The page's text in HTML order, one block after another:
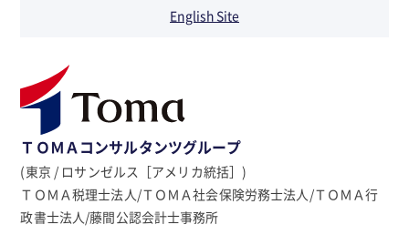
English Site
ＴＯＭＡコンサルタンツグループ
(東京 / ロサンゼルス［アメリカ統括］)
ＴＯＭＡ税理士法人/ＴＯＭＡ社会保険労務士法人/ＴＯＭＡ行
政書士法人/藤間公認会計士事務所